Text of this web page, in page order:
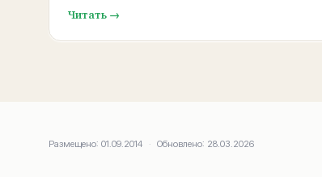
Читать →
Размещено: 01.09.2014 · Обновлено: 28.03.2026